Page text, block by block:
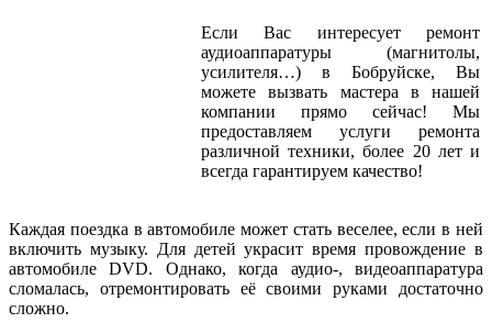
Если Вас интересует ремонт
аудиоаппаратуры (магнитолы,
усилителя…) в Бобруйске, Вы
можете вызвать мастера в нашей
компании прямо сейчас! Мы
предоставляем услуги ремонта
различной техники, более 20 лет и
всегда гарантируем качество!
Каждая поездка в автомобиле может стать веселее, если в ней
включить музыку. Для детей украсит время провождение в
автомобиле DVD. Однако, когда аудио-, видеоаппаратура
сломалась, отремонтировать её своими руками достаточно
сложно.